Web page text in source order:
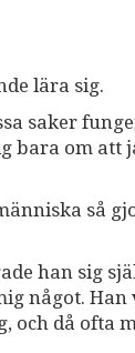
lära sig.
saker
bara om att
så
han sig
något.
och då ofta